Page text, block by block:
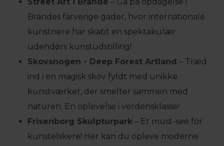
Brandes farverige gader, hvor internationale
kunstnere har skabt en spektakulær
udendørs kunstudstilling!
Skovsnogen - Deep Forest Artland – Træd
ind i en magisk skov fyldt med unikke
kunstværker, der smelter sammen med
naturen. En oplevelse i verdensklasse!
Frisenborg Skulpturpark – Et must-see for
kunstelskere! Her kan du opleve moderne